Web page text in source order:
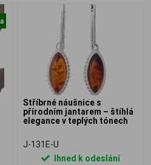
Stříbrné náušnice s
přírodním jantarem – štíhlá
elegance v teplých tónech
J-131E-U
Ihned k odeslání